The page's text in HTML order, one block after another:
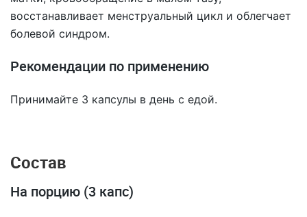
восстанавливает менструальный цикл и облегчает
болевой синдром.
Рекомендации по применению
Принимайте 3 капсулы в день с едой.
Состав
На порцию (3 капс)